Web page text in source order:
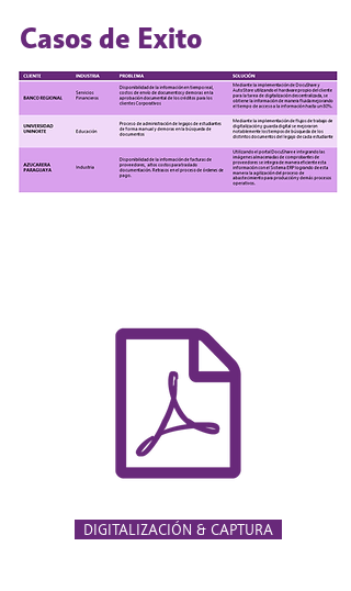
Casos de Exito
DIGITALIZACIÓN & CAPTURA